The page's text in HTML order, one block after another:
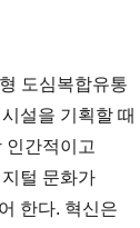
도심복합유통
설을 기획할 때
인간적이고
털 문화가
한다. 혁신은